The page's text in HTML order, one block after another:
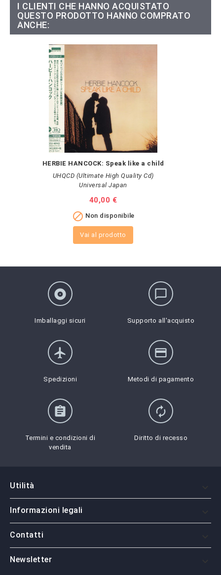
I CLIENTI CHE HANNO ACQUISTATO
QUESTO PRODOTTO HANNO COMPRATO
ANCHE:
HERBIE HANCOCK: Speak like a child
UHQCD (Ultimate High Quality Cd)
Universal Japan
Prezzo
40,00 €
 Non disponibile
Vai al prodotto
album
Imballaggi sicuri
chat_bubble_outline
Supporto all'acquisto
flight
Spedizioni
credit_card
Metodi di pagamento
assignment
Termini e condizioni di
vendita
autorenew
Diritto di recesso
Utilità
Informazioni legali
Contatti
Newsletter